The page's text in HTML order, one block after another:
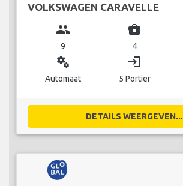
VOLKSWAGEN CARAVELLE
group
9
business_center
4
miscellaneous_services
Automaat
login
5 Portier
DETAILS WEERGEVEN...